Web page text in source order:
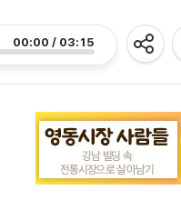
00:00 / 03:15